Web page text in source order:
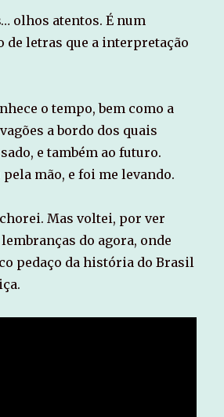
olhos atentos. É num
de letras que a interpretação
o tempo, bem como a
a bordo dos quais
e também ao futuro.
mão, e foi me levando.
Mas voltei, por ver
do agora, onde
pedaço da história do Brasil